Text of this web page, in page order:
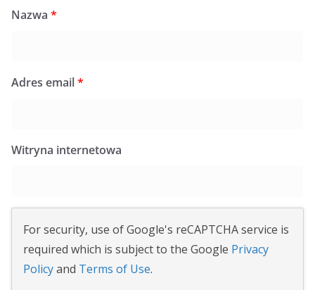
Nazwa *
Adres email*
Witryna internetowa
For security, use of Google's reCAPTCHA service is
required which is subject to the Google Privacy
Policyand Terms of Use.